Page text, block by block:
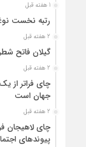
1 هفته قبل
رتبه نخست
2 هفته قبل
گیلان فاتح
2 هفته قبل
چای فراتر از
جهان است
2 هفته قبل
چای لاهیجان
پیوندهای